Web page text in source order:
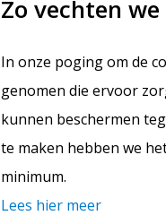
Zo vechten
In onze poging om de
genomen die ervoor
kunnen beschermen
te maken hebben we
minimum.
Lees hier meer